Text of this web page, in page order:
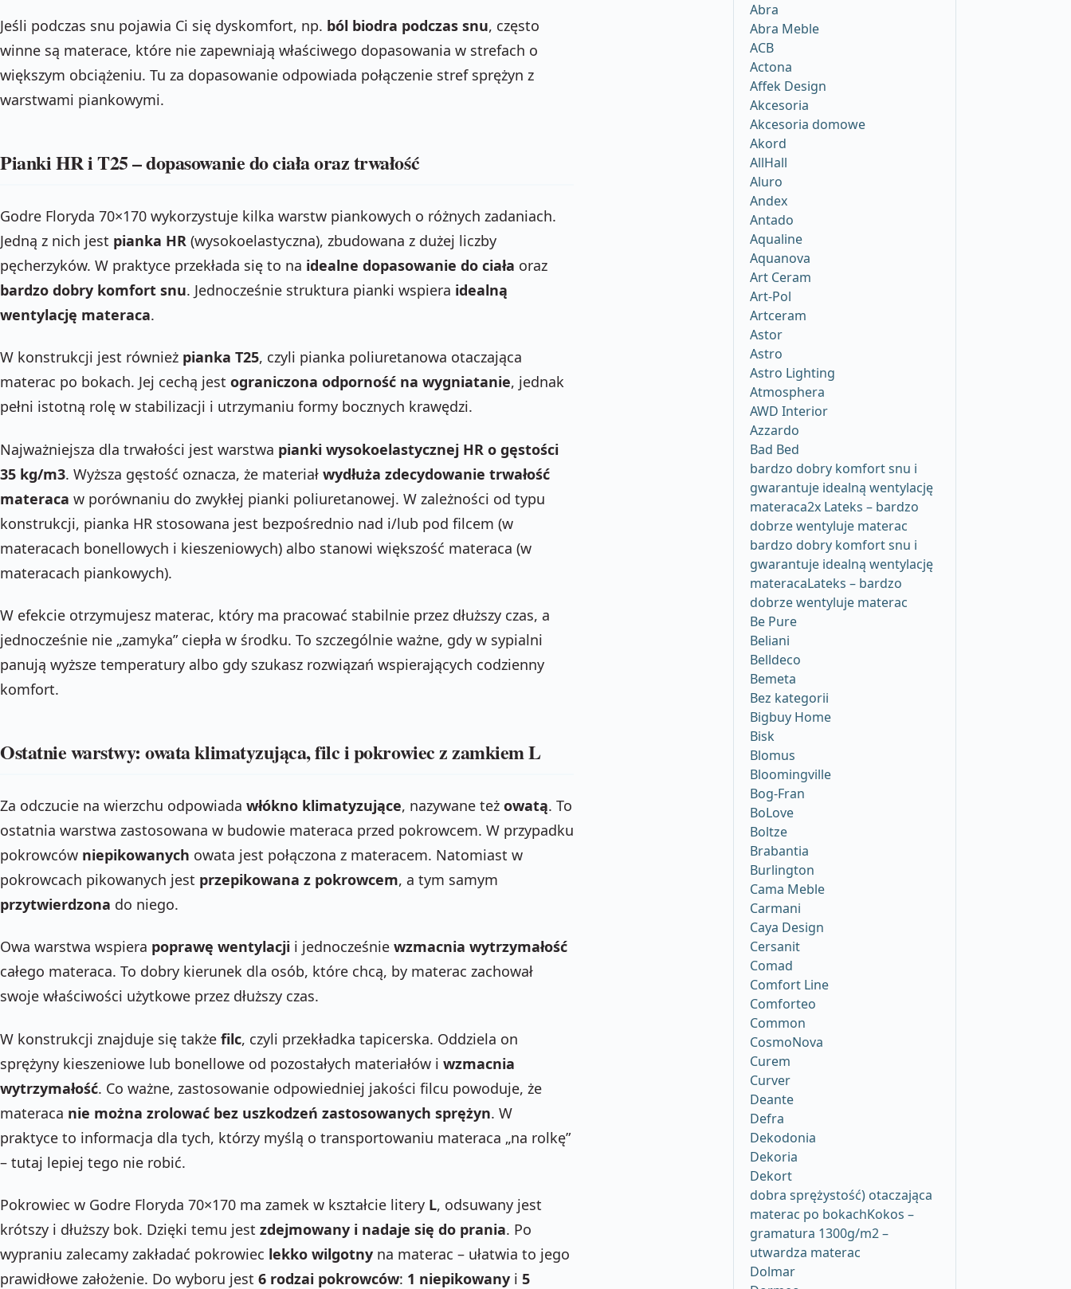
Jeśli podczas snu pojawia Ci się dyskomfort, np. ból biodra podczas snu, często
winne są materace, które nie zapewniają właściwego dopasowania w strefach o
większym obciążeniu. Tu za dopasowanie odpowiada połączenie stref sprężyn z
warstwami piankowymi.
Pianki HR i T25 – dopasowanie do ciała oraz trwałość
Godre Floryda 70×170 wykorzystuje kilka warstw piankowych o różnych zadaniach.
Jedną z nich jest pianka HR (wysokoelastyczna), zbudowana z dużej liczby
pęcherzyków. W praktyce przekłada się to na idealne dopasowanie do ciała oraz
bardzo dobry komfort snu. Jednocześnie struktura pianki wspiera idealną
wentylację materaca.
W konstrukcji jest również pianka T25, czyli pianka poliuretanowa otaczająca
materac po bokach. Jej cechą jest ograniczona odporność na wygniatanie, jednak
pełni istotną rolę w stabilizacji i utrzymaniu formy bocznych krawędzi.
Najważniejsza dla trwałości jest warstwa pianki wysokoelastycznej HR o gęstości
35 kg/m3. Wyższa gęstość oznacza, że materiał wydłuża zdecydowanie trwałość
materaca w porównaniu do zwykłej pianki poliuretanowej. W zależności od typu
konstrukcji, pianka HR stosowana jest bezpośrednio nad i/lub pod filcem (w
materacach bonellowych i kieszeniowych) albo stanowi większość materaca (w
materacach piankowych).
W efekcie otrzymujesz materac, który ma pracować stabilnie przez dłuższy czas, a
jednocześnie nie „zamyka” ciepła w środku. To szczególnie ważne, gdy w sypialni
panują wyższe temperatury albo gdy szukasz rozwiązań wspierających codzienny
komfort.
Ostatnie warstwy: owata klimatyzująca, filc i pokrowiec z zamkiem L
Za odczucie na wierzchu odpowiada włókno klimatyzujące, nazywane też owatą. To
ostatnia warstwa zastosowana w budowie materaca przed pokrowcem. W przypadku
pokrowców niepikowanych owata jest połączona z materacem. Natomiast w
pokrowcach pikowanych jest przepikowana z pokrowcem, a tym samym
przytwierdzona do niego.
Owa warstwa wspiera poprawę wentylacji i jednocześnie wzmacnia wytrzymałość
całego materaca. To dobry kierunek dla osób, które chcą, by materac zachował
swoje właściwości użytkowe przez dłuższy czas.
W konstrukcji znajduje się także filc, czyli przekładka tapicerska. Oddziela on
sprężyny kieszeniowe lub bonellowe od pozostałych materiałów i wzmacnia
wytrzymałość. Co ważne, zastosowanie odpowiedniej jakości filcu powoduje, że
materaca nie można zrolować bez uszkodzeń zastosowanych sprężyn. W
praktyce to informacja dla tych, którzy myślą o transportowaniu materaca „na rolkę”
– tutaj lepiej tego nie robić.
Pokrowiec w Godre Floryda 70×170 ma zamek w kształcie litery L, odsuwany jest
krótszy i dłuższy bok. Dzięki temu jest zdejmowany i nadaje się do prania. Po
wypraniu zalecamy zakładać pokrowiec lekko wilgotny na materac – ułatwia to jego
prawidłowe założenie. Do wyboru jest 6 rodzai pokrowców: 1 niepikowany i 5
Abra
Abra Meble
ACB
Actona
Affek Design
Akcesoria
Akcesoria domowe
Akord
AllHall
Aluro
Andex
Antado
Aqualine
Aquanova
Art Ceram
Art-Pol
Artceram
Astor
Astro
Astro Lighting
Atmosphera
AWD Interior
Azzardo
Bad Bed
bardzo dobry komfort snu i
gwarantuje idealną wentylację
materaca2x Lateks – bardzo
dobrze wentyluje materac
bardzo dobry komfort snu i
gwarantuje idealną wentylację
materacaLateks – bardzo
dobrze wentyluje materac
Be Pure
Beliani
Belldeco
Bemeta
Bez kategorii
Bigbuy Home
Bisk
Blomus
Bloomingville
Bog-Fran
BoLove
Boltze
Brabantia
Burlington
Cama Meble
Carmani
Caya Design
Cersanit
Comad
Comfort Line
Comforteo
Common
CosmoNova
Curem
Curver
Deante
Defra
Dekodonia
Dekoria
Dekort
dobra sprężystość) otaczająca
materac po bokachKokos –
gramatura 1300g/m2 –
utwardza materac
Dolmar